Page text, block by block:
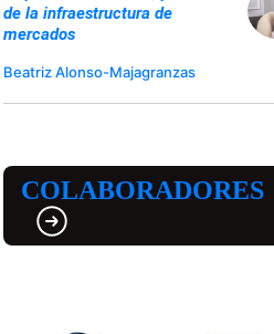
de la infraestructura de
mercados
Beatriz Alonso-Majagranzas
COLABORADORES